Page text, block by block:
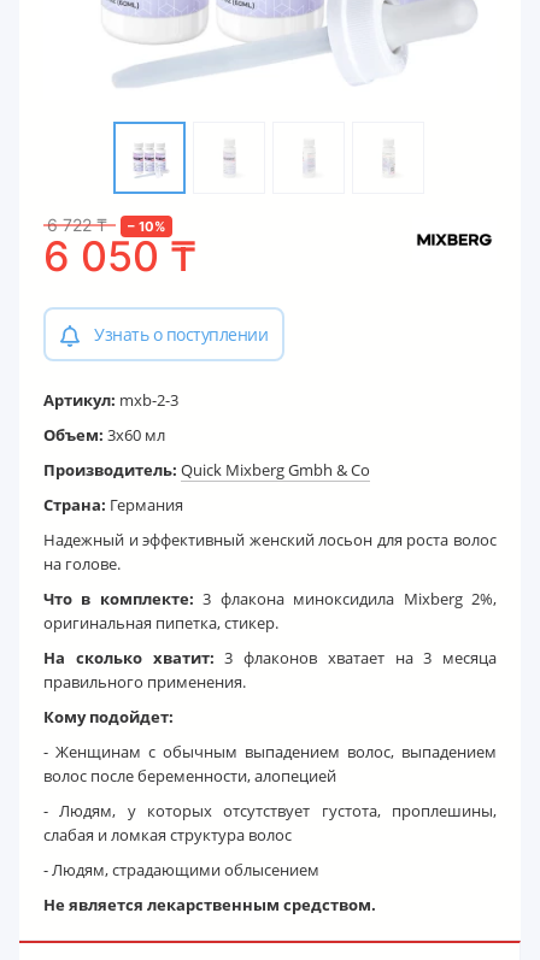
6 722₸ – 10%
6 050 ₸
Узнать о поступлении
Артикул: mxb-2-3
Объем: 3x60 мл
Производитель: Quick Mixberg Gmbh & Co
Страна: Германия
Надежный и эффективный женский лосьон для роста волос
на голове.
Что в комплекте:3 флакона миноксидила Mixberg 2%,
оригинальная пипетка, стикер.
На сколько хватит:3 флаконов хватает на 3 месяца
правильного применения.
Кому подойдет:
- Женщинам с обычным выпадением волос, выпадением
волос после беременности, алопецией
- Людям, у которых отсутствует густота, проплешины,
слабая и ломкая структура волос
- Людям, страдающими облысением
Не является лекарственным средством.